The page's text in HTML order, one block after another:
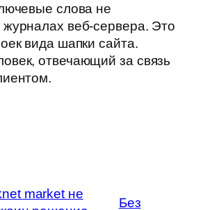
слова не
журналах веб-сервера. Это
вида шапки сайта.
отвечающий за связь
market не
Без